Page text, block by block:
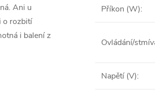
Ani u
o rozbití
i balení z
Příkon (W):
Ovládání/
Napětí (V):